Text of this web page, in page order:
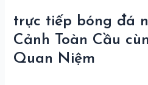
trực tiếp bóng đá
Cảnh Toàn Cầu
Quan Niệm